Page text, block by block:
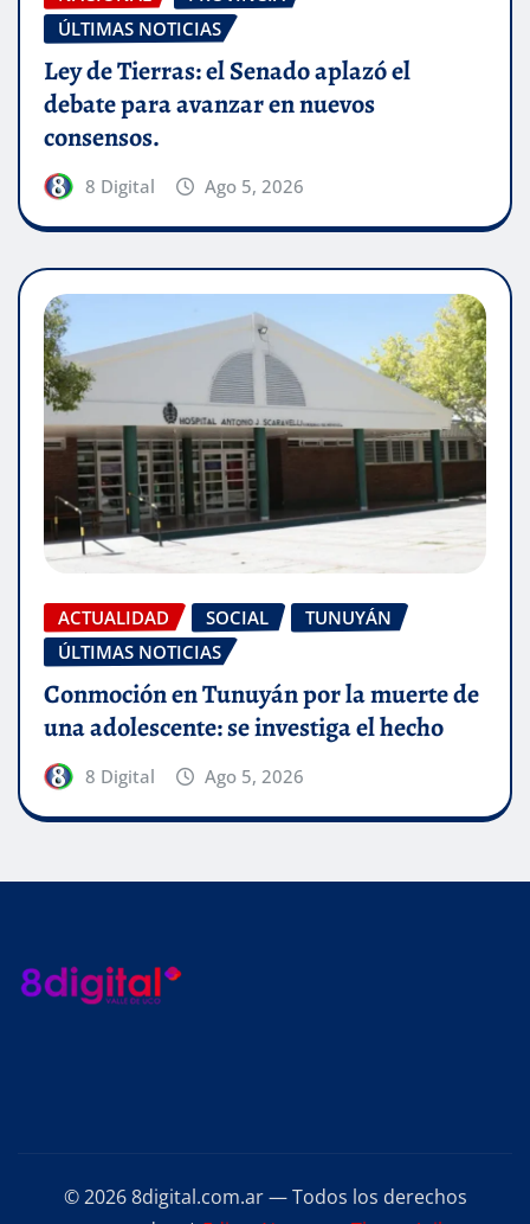
ÚLTIMAS NOTICIAS
Ley de Tierras: el Senado aplazó el
debate para avanzar en nuevos
consensos.
8 Digital Ago 5, 2026
ACTUALIDAD SOCIAL
TUNUYÁN
ÚLTIMAS NOTICIAS
Conmoción en Tunuyán por la muerte de
una adolescente: se investiga el hecho
8 Digital Ago 5, 2026
© 2026 8digital.com.ar — Todos los derechos